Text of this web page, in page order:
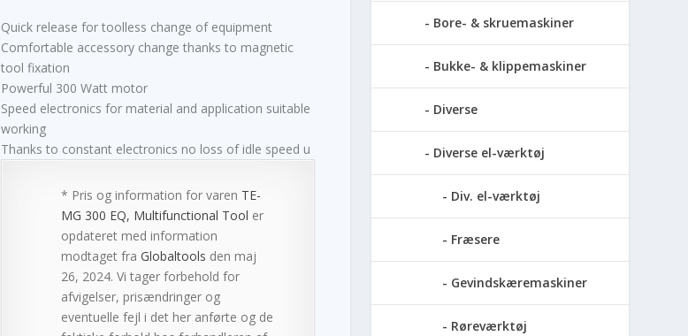
Quick release for toolless change of equipment
Comfortable accessory change thanks to magnetic
tool fixation
Powerful 300 Watt motor
Speed electronics for material and application suitable
working
Thanks to constant electronics no loss of idle speed u
* Pris og information for varen TE-
MG 300 EQ, Multifunctional Tool er
opdateret med information
modtaget fra Globaltools den maj
26, 2024. Vi tager forbehold for
afvigelser, prisændringer og
eventuelle fejl i det her anførte og de
Bore- & skruemaskiner
Bukke- & klippemaskiner
Diverse
Diverse el-værktøj
Div. el-værktøj
Fræsere
Gevindskæremaskiner
Røreværktøj